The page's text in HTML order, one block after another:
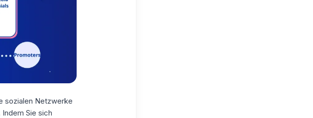
sozialen Netzwerke
Sie sich